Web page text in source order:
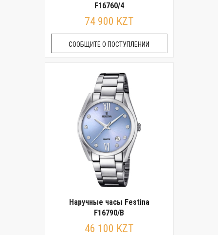
F16760/4
74 900 KZT
СООБЩИТЕ О ПОСТУПЛЕНИИ
Наручные часы Festina
F16790/B
46 100 KZT